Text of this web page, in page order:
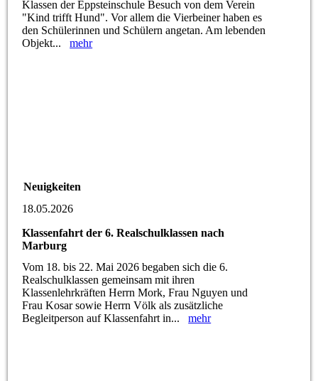
Klassen der Eppsteinschule Besuch von dem Verein
"Kind trifft Hund". Vor allem die Vierbeiner haben es
den Schülerinnen und Schülern angetan. Am lebenden
Objekt...mehr
Neuigkeiten
18.05.2026
Klassenfahrt der 6. Realschulklassen nach
Marburg
Vom 18. bis 22. Mai 2026 begaben sich die 6.
Realschulklassen gemeinsam mit ihren
Klassenlehrkräften Herrn Mork, Frau Nguyen und
Frau Kosar sowie Herrn Völk als zusätzliche
Begleitperson auf Klassenfahrt in...mehr